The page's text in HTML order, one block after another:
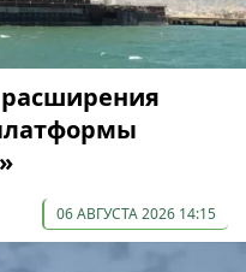
06 АВГУСТА 2026 14:15